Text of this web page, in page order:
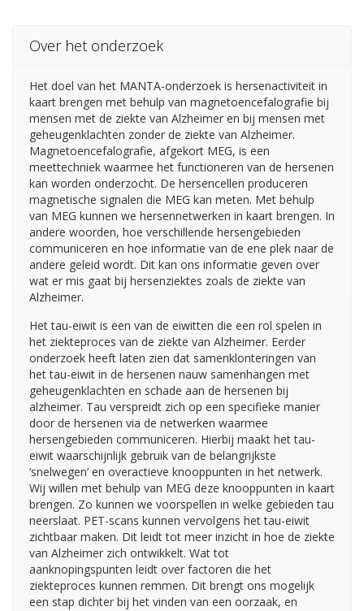
Over het onderzoek
Het doel van het MANTA-onderzoek is hersenactiviteit in
kaart brengen met behulp van magnetoencefalografie bij
mensen met de ziekte van Alzheimer en bij mensen met
geheugenklachten zonder de ziekte van Alzheimer.
Magnetoencefalografie, afgekort MEG, is een
meettechniek waarmee het functioneren van de hersenen
kan worden onderzocht. De hersencellen produceren
magnetische signalen die MEG kan meten. Met behulp
van MEG kunnen we hersennetwerken in kaart brengen. In
andere woorden, hoe verschillende hersengebieden
communiceren en hoe informatie van de ene plek naar de
andere geleid wordt. Dit kan ons informatie geven over
wat er mis gaat bij hersenziektes zoals de ziekte van
Alzheimer.
Het tau-eiwit is een van de eiwitten die een rol spelen in
het ziekteproces van de ziekte van Alzheimer. Eerder
onderzoek heeft laten zien dat samenklonteringen van
het tau-eiwit in de hersenen nauw samenhangen met
geheugenklachten en schade aan de hersenen bij
alzheimer. Tau verspreidt zich op een specifieke manier
door de hersenen via de netwerken waarmee
hersengebieden communiceren. Hierbij maakt het tau-
eiwit waarschijnlijk gebruik van de belangrijkste
‘snelwegen’ en overactieve knooppunten in het netwerk.
Wij willen met behulp van MEG deze knooppunten in kaart
brengen. Zo kunnen we voorspellen in welke gebieden tau
neerslaat. PET-scans kunnen vervolgens het tau-eiwit
zichtbaar maken. Dit leidt tot meer inzicht in hoe de ziekte
van Alzheimer zich ontwikkelt. Wat tot
aanknopingspunten leidt over factoren die het
ziekteproces kunnen remmen. Dit brengt ons mogelijk
een stap dichter bij het vinden van een oorzaak, en